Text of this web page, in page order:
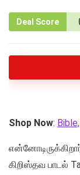
Deal Score
Shop Now:
கிறிஸ்தவ பாடல்